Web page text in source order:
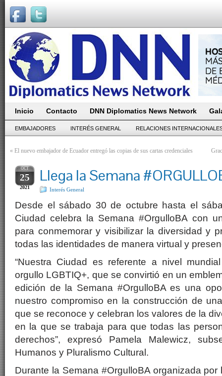
Inicio Contacto DNN Diplomatics News Network
EMBAJADORES INTERÉS GENERAL RELACIONES
« El nuevo embajador de Ecuador entregó las copias de sus cartas credenciales
OCT
25
2021
Llega la Semana
Interés General
Desde el sábado 30 de octubre hasta el
Ciudad celebra la Semana #OrgulloBA con
para conmemorar y visibilizar la diversidad y
todas las identidades de manera virtual y
“Nuestra Ciudad es referente a nivel
orgullo LGBTIQ+, que se convirtió en un
edición de la Semana #OrgulloBA es una
nuestro compromiso en la construcción de
que se reconoce y celebran los valores de la
en la que se trabaja para que todas las
derechos”, expresó Pamela Malewicz,
Humanos y Pluralismo Cultural.
Durante la Semana #OrgulloBA organizada